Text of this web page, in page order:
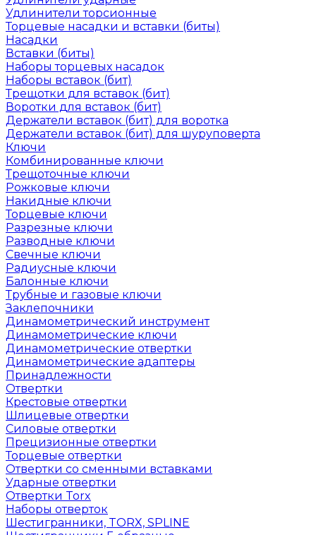
Удлинители торсионные
Торцевые насадки и вставки (биты)
Насадки
Вставки (биты)
Наборы торцевых насадок
Наборы вставок (бит)
Трещотки для вставок (бит)
Воротки для вставок (бит)
Держатели вставок (бит) для воротка
Держатели вставок (бит) для шуруповерта
Ключи
Комбинированные ключи
Трещоточные ключи
Рожковые ключи
Накидные ключи
Торцевые ключи
Разрезные ключи
Разводные ключи
Свечные ключи
Радиусные ключи
Балонные ключи
Трубные и газовые ключи
Заклепочники
Динамометрический инструмент
Динамометрические ключи
Динамометрические отвертки
Динамометрические адаптеры
Принадлежности
Отвертки
Крестовые отвертки
Шлицевые отвертки
Силовые отвертки
Прецизионные отвертки
Торцевые отвертки
Отвертки со сменными вставками
Ударные отвертки
Отвертки Torx
Наборы отверток
Шестигранники, TORX, SPLINE